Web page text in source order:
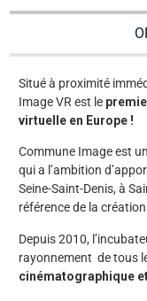
Situé à proximité
Image VR est le
virtuelle en Europe !
Commune Image est
qui a l’ambition
Seine-Saint-Denis, à
référence de la
Depuis 2010,
rayonnement de tous
cinématographique